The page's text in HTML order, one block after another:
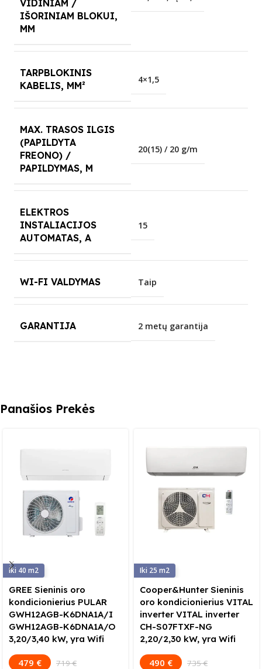
VIDINIAM /
IŠORINIAM BLOKUI,
MM
TARPBLOKINIS
KABELIS, MM²
4×1,5
MAX. TRASOS ILGIS
(PAPILDYTA
FREONO) /
PAPILDYMAS, M
20(15) / 20 g/m
ELEKTROS
INSTALIACIJOS
AUTOMATAS, A
15
WI-FI VALDYMAS Taip
GARANTIJA 2 metų garantija
Panašios Prekės
40
GREE Sieninis oro
kondicionierius PULAR
GWH12AGB-K6DNA1A/I
GWH12AGB-K6DNA1A/O
3,20/3,40 kW, yra Wifi
479 € 719 €
25
Cooper&Hunter Sieninis
oro kondicionierius VITAL
inverter VITAL inverter
CH-S07FTXF-NG
2,20/2,30 kW, yra Wifi
490 € 735 €